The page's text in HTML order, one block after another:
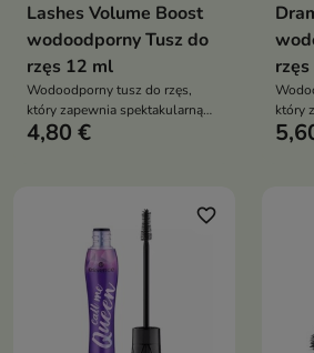
Lashes Volume Boost
wodoodporny Tusz do
rzęs 12 ml
Wodoodporny tusz do rzęs,
który zapewnia spektakularną
objętość i trwałość w każdej
perfekcyjne, bez rozmazywania
4,80 €
który
efekt
favorite_border